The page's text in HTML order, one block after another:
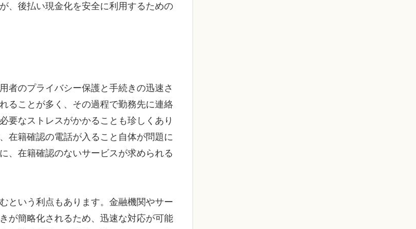
、後払い現金化を安全に利用するための
者のプライバシー保護と手続きの迅速さ
ることが多く、その過程で勤務先に連絡
要なストレスがかかることも珍しくあり
在籍確認の電話が入ること自体が問題に
、在籍確認のないサービスが求められる
という利点もあります。金融機関やサー
が簡略化されるため、迅速な対応が可能